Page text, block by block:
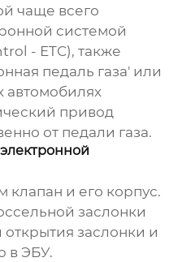
чаще всего
системой
- ETC), также
педаль газа' или
автомобилях
привод
от педали газа.
клапан и его корпус.
заслонки
заслонки и
в ЭБУ.